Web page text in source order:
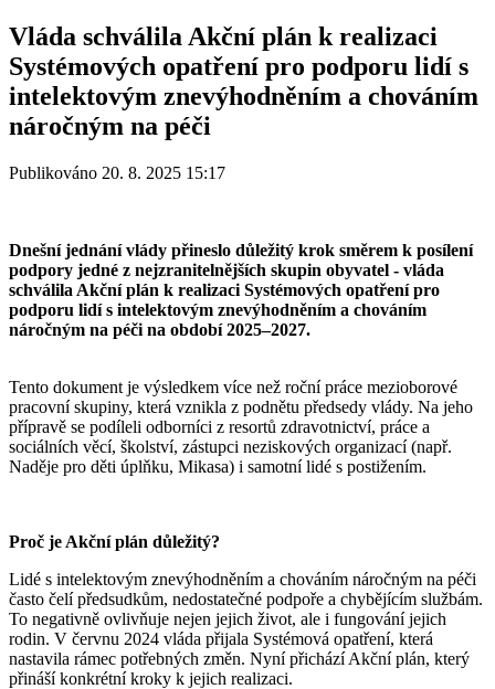
Vláda schválila Akční plán k realizaci
Systémových opatření pro podporu lidí s
intelektovým znevýhodněním a chováním
náročným na péči
Publikováno 20. 8. 2025 15:17
Dnešní jednání vlády přineslo důležitý krok směrem k posílení
podpory jedné z nejzranitelnějších skupin obyvatel - vláda
schválila Akční plán k realizaci Systémových opatření pro
podporu lidí s intelektovým znevýhodněním a chováním
náročným na péči na období 2025–2027.
Tento dokument je výsledkem více než roční práce mezioborové
pracovní skupiny, která vznikla z podnětu předsedy vlády. Na jeho
přípravě se podíleli odborníci z resortů zdravotnictví, práce a
sociálních věcí, školství, zástupci neziskových organizací (např.
Naděje pro děti úplňku, Mikasa) i samotní lidé s postižením.
Proč je Akční plán důležitý?
Lidé s intelektovým znevýhodněním a chováním náročným na péči
často čelí předsudkům, nedostatečné podpoře a chybějícím službám.
To negativně ovlivňuje nejen jejich život, ale i fungování jejich
rodin. V červnu 2024 vláda přijala Systémová opatření, která
nastavila rámec potřebných změn. Nyní přichází Akční plán, který
přináší konkrétní kroky k jejich realizaci.